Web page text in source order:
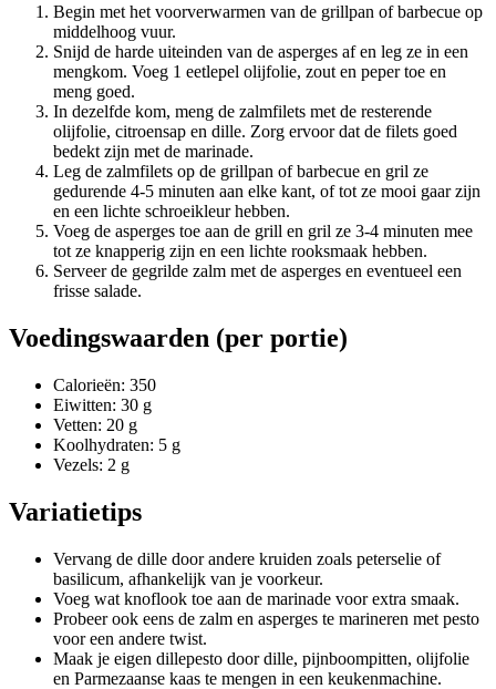
Begin met het voorverwarmen van de grillpan of barbecue op
middelhoog vuur.
Snijd de harde uiteinden van de asperges af en leg ze in een
mengkom. Voeg 1 eetlepel olijfolie, zout en peper toe en
meng goed.
In dezelfde kom, meng de zalmfilets met de resterende
olijfolie, citroensap en dille. Zorg ervoor dat de filets goed
bedekt zijn met de marinade.
Leg de zalmfilets op de grillpan of barbecue en gril ze
gedurende 4-5 minuten aan elke kant, of tot ze mooi gaar zijn
en een lichte schroeikleur hebben.
Voeg de asperges toe aan de grill en gril ze 3-4 minuten mee
tot ze knapperig zijn en een lichte rooksmaak hebben.
Serveer de gegrilde zalm met de asperges en eventueel een
frisse salade.
Voedingswaarden (per portie)
Calorieën: 350
Eiwitten: 30 g
Vetten: 20 g
Koolhydraten: 5 g
Vezels: 2 g
Variatietips
Vervang de dille door andere kruiden zoals peterselie of
basilicum, afhankelijk van je voorkeur.
Voeg wat knoflook toe aan de marinade voor extra smaak.
Probeer ook eens de zalm en asperges te marineren met pesto
voor een andere twist.
Maak je eigen dillepesto door dille, pijnboompitten, olijfolie
en Parmezaanse kaas te mengen in een keukenmachine.